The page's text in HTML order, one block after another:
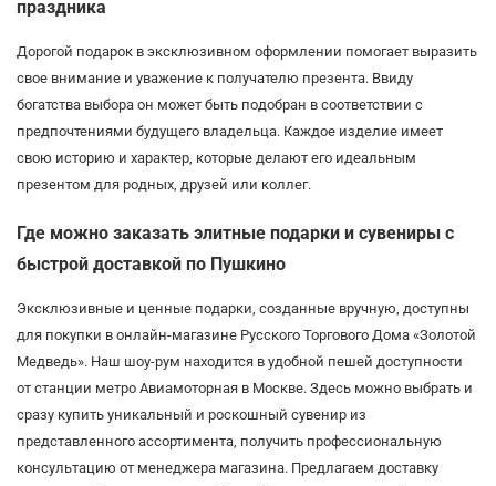
праздника
Дорогой подарок в эксклюзивном оформлении помогает выразить
свое внимание и уважение к получателю презента. Ввиду
богатства выбора он может быть подобран в соответствии с
предпочтениями будущего владельца. Каждое изделие имеет
свою историю и характер, которые делают его идеальным
презентом для родных, друзей или коллег.
Где можно заказать элитные подарки и сувениры с
быстрой доставкой по Пушкино
Эксклюзивные и ценные подарки, созданные вручную, доступны
для покупки в онлайн-магазине Русского Торгового Дома «Золотой
Медведь». Наш шоу-рум находится в удобной пешей доступности
от станции метро Авиамоторная в Москве. Здесь можно выбрать и
сразу купить уникальный и роскошный сувенир из
представленного ассортимента, получить профессиональную
консультацию от менеджера магазина. Предлагаем доставку